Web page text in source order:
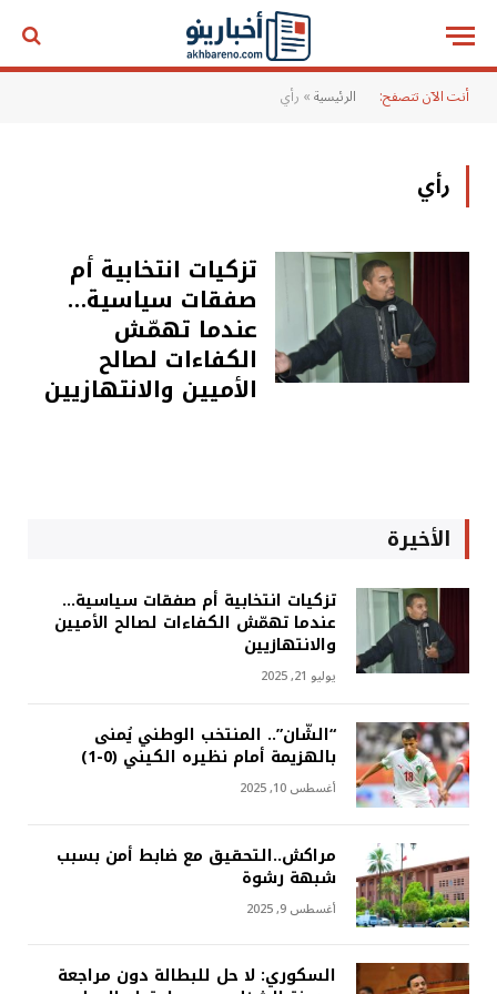
أنت الآن تتصفح: الرئيسية» رأي
رأي
تزكيات انتخابية أم
صفقات سياسية…
عندما تهمّش
الكفاءات لصالح
الأميين والانتهازيين
الأخيرة
تزكيات انتخابية أم صفقات سياسية…
عندما تهمّش الكفاءات لصالح الأميين
والانتهازيين
يوليو 21, 2025
“الشّان”.. المنتخب الوطني يُمنى
بالهزيمة أمام نظيره الكيني (0-1)
أغسطس 10, 2025
مراكش..التحقيق مع ضابط أمن بسبب
شبهة رشوة
أغسطس 9, 2025
السكوري: لا حل للبطالة دون مراجعة